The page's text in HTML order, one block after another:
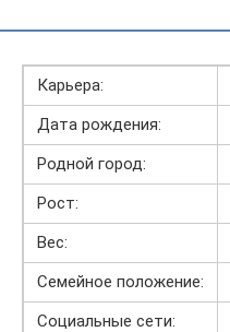
Карьера:
Дата рождения:
Родной город:
Рост:
Вес:
Семейное положение:
Социальные сети: